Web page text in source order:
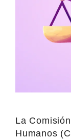
La
Humanos